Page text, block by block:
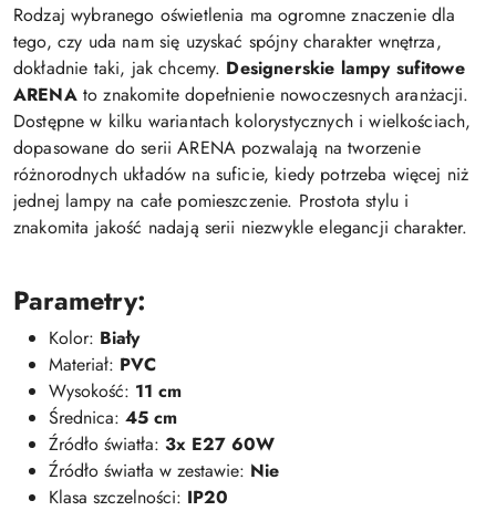
Rodzaj wybranego oświetlenia ma ogromne znaczenie dla
tego, czy uda nam się uzyskać spójny charakter wnętrza,
dokładnie taki, jak chcemy. Designerskie lampy sufitowe
ARENAto znakomite dopełnienie nowoczesnych aranżacji.
Dostępne w kilku wariantach kolorystycznych i wielkościach,
dopasowane do serii ARENA pozwalają na tworzenie
różnorodnych układów na suficie, kiedy potrzeba więcej niż
jednej lampy na całe pomieszczenie. Prostota stylu i
znakomita jakość nadają serii niezwykle elegancji charakter.
Parametry:
Kolor: Biały
Materiał: PVC
Wysokość: 11 cm
Średnica: 45 cm
Źródło światła: 3x E27 60W
Źródło światła w zestawie: Nie
Klasa szczelności: IP20